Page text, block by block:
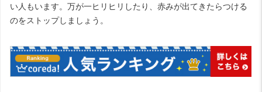
い人もいます。万が一ヒリヒリしたり、赤みが出てきたらつける
のをストップしましょう。